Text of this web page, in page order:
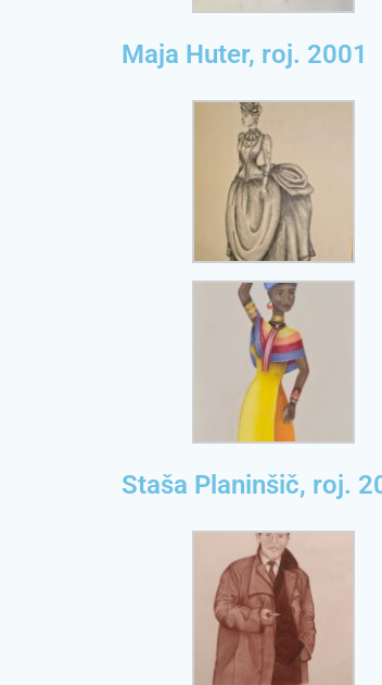
Maja Huter, roj. 2001
Staša Planinšič, roj.